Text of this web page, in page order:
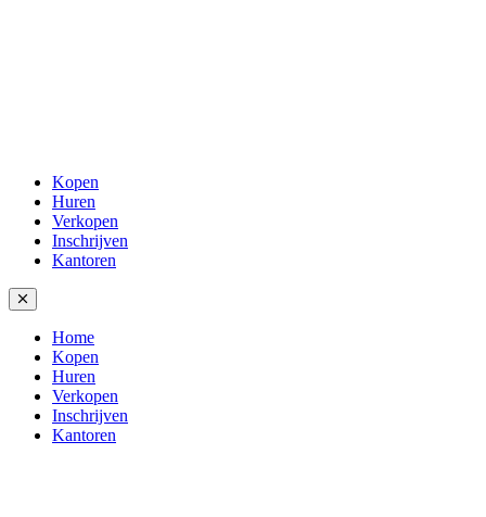
Kopen
Huren
Verkopen
Inschrijven
Kantoren
Home
Kopen
Huren
Verkopen
Inschrijven
Kantoren